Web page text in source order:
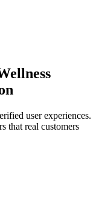
user experiences.
that real customers